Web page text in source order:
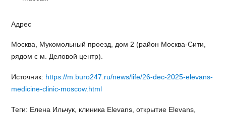
Адрес
Москва, Мукомольный проезд, дом 2 (район Москва-Сити,
рядом с м. Деловой центр).
Источник: https://m.buro247.ru/news/life/26-dec-2025-elevans-
medicine-clinic-moscow.html
Теги: Елена Ильчук, клиника Elevans, открытие Elevans,